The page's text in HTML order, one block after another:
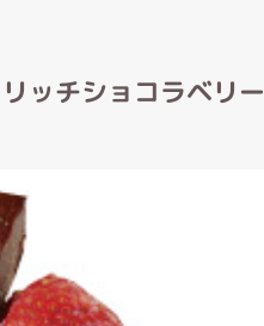
ッチショコラベリー